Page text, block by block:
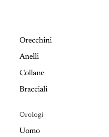
Orecchini
Anelli
Collane
Bracciali
Orologi
Uomo